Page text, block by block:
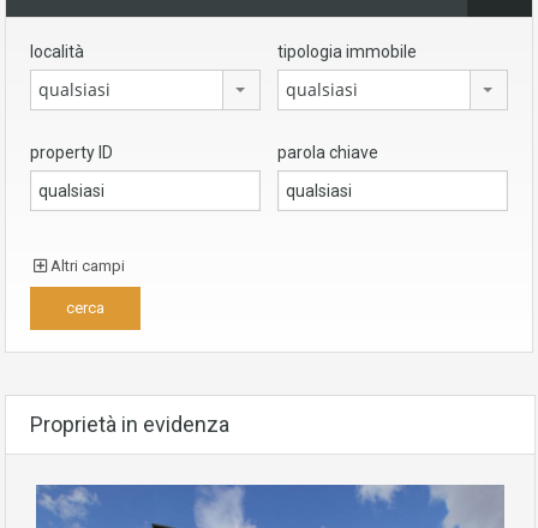
località
qualsiasi
tipologia immobile
qualsiasi
property ID parola chiave
Altri campi
Proprietà in evidenza